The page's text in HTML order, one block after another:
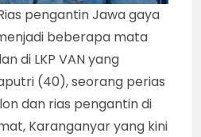
pengantin Jawa gaya
beberapa mata
di LKP VAN yang
(40), seorang perias
dan rias pengantin di
Karanganyar yang kini